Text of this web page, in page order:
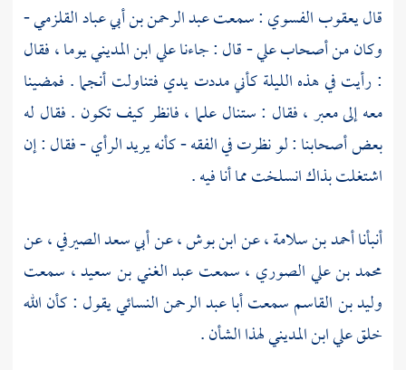
قاليعقوب الفسوي: سمعتعبد الرحمن بن أبي عباد القلزمي-
وكان من أصحابعلي- قال : جاءناعلي ابن المدينييوما ، فقال
: رأيت في هذه الليلة كأني مددت يدي فتناولت أنجما . فمضينا
معه إلى معبر ، فقال : ستنال علما ، فانظر كيف تكون . فقال له
بعض أصحابنا : لو نظرت في الفقه - كأنه يريد الرأي - فقال : إن
اشتغلت بذاك انسلخت مما أنا فيه .
أنبأناأحمد بن سلامة، عنابن بوش، عنأبي سعد الصيرفي، عن
محمد بن علي الصوري ، سمعتعبد الغني بن سعيد، سمعت
وليد بن القاسمسمعتأبا عبد الرحمن النسائييقول : كأن الله
خلقعلي ابن المدينيلهذا الشأن .